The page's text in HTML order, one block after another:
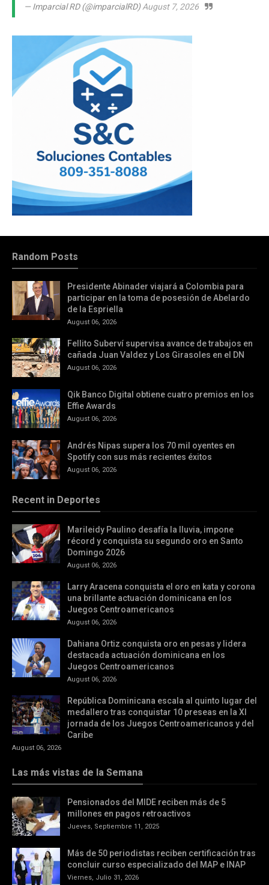
— Imparcial RD (@imparcialRD)August 7, 2026
Random Posts
Presidente Abinader viajará a Colombia para
participar en la toma de posesión de Abelardo
de la Espriella
August 06, 2026
Fellito Suberví supervisa avance de trabajos en
cañada Juan Valdez y Los Girasoles en el DN
August 06, 2026
Qik Banco Digital obtiene cuatro premios en los
Effie Awards
August 06, 2026
Andrés Nipas supera los 70 mil oyentes en
Spotify con sus más recientes éxitos
August 06, 2026
Recent in Deportes
Marileidy Paulino desafía la lluvia, impone
récord y conquista su segundo oro en Santo
Domingo 2026
August 06, 2026
Larry Aracena conquista el oro en kata y corona
una brillante actuación dominicana en los
Juegos Centroamericanos
August 06, 2026
Dahiana Ortiz conquista oro en pesas y lidera
destacada actuación dominicana en los
Juegos Centroamericanos
August 06, 2026
República Dominicana escala al quinto lugar del
medallero tras conquistar 10 preseas en la XI
jornada de los Juegos Centroamericanos y del
Caribe
August 06, 2026
Las más vistas de la Semana
Pensionados del MIDE reciben más de 5
millones en pagos retroactivos
Jueves, Septiembre 11, 2025
Más de 50 periodistas reciben certificación tras
concluir curso especializado del MAP e INAP
Viernes, Julio 31, 2026